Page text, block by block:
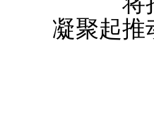
凝聚起推